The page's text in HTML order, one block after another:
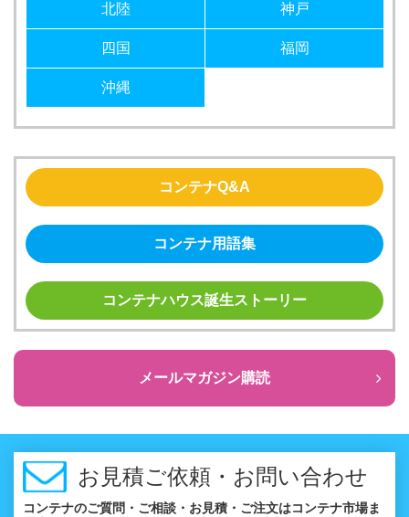
北陸 神戸
四国 福岡
沖縄
コンテナQ&A
コンテナ用語集
コンテナハウス誕生ストーリー
メールマガジン購読
お見積ご依頼・お問い合わせ
コンテナのご質問・ご相談・お見積・ご注文はコンテナ市場ま